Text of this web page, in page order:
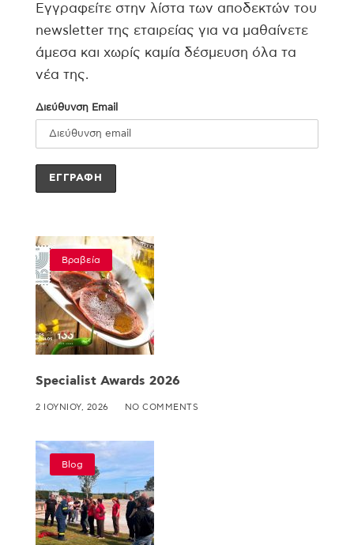
Εγγραφείτε στην λίστα των αποδεκτών του
newsletter της εταιρείας για να μαθαίνετε
άμεσα και χωρίς καμία δέσμευση όλα τα
νέα της.
Διεύθυνση Email
Βραβεία
Specialist Awards 2026
2 ΙΟΥΝΊΟΥ, 2026 NO COMMENTS
Blog